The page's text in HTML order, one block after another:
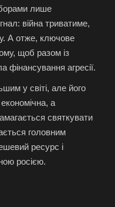
лише
війна триватиме,
А отже, ключове
щоб разом із
агресії.
у світі, але його
а
святкувати
головним
ресурс і
росією.